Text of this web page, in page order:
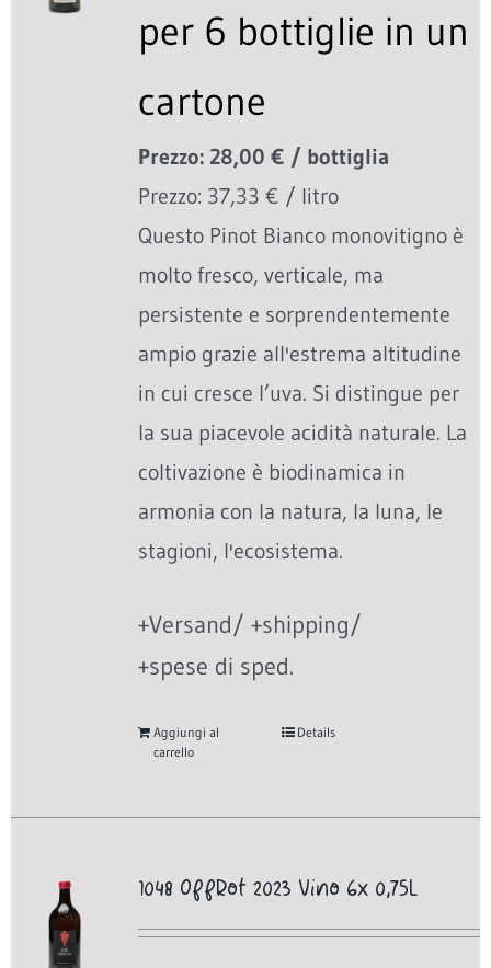
per 6 bottiglie in un
cartone
Prezzo: 28,00 € / bottiglia
Prezzo: 37,33 € / litro
Questo Pinot Bianco monovitigno è
molto fresco, verticale, ma
persistente e sorprendentemente
ampio grazie all'estrema altitudine
in cui cresce l’uva. Si distingue per
la sua piacevole acidità naturale. La
coltivazione è biodinamica in
armonia con la natura, la luna, le
stagioni, l'ecosistema.
+Versand/ +shipping/
+spese di sped.
Aggiungi al
carrello
Details
1048 OffRot 2023 Vino 6x 0,75L